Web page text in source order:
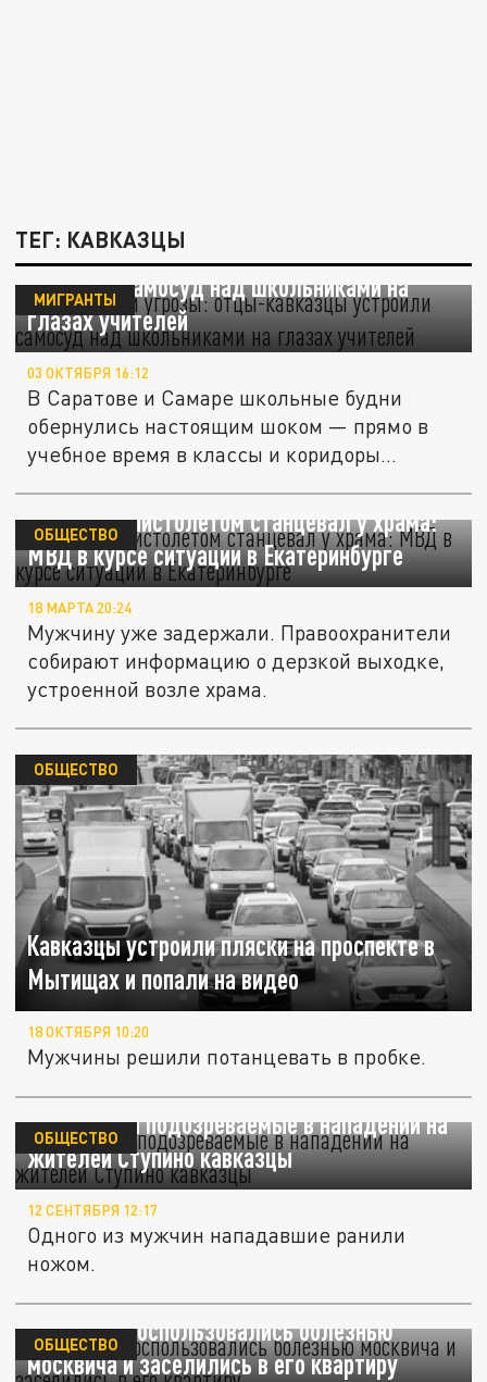
ТЕГ: КАВКАЗЦЫ
Пощёчины и угрозы: отцы-кавказцы
устроили самосуд над школьниками на
глазах учителей
МИГРАНТЫ
03 ОКТЯБРЯ 16:12
В Саратове и Самаре школьные будни
обернулись настоящим шоком — прямо в
учебное время в классы и коридоры...
Бородач с пистолетом станцевал у храма:
МВД в курсе ситуации в Екатеринбурге
ОБЩЕСТВО
18 МАРТА 20:24
Мужчину уже задержали. Правоохранители
собирают информацию о дерзкой выходке,
устроенной возле храма.
Кавказцы устроили пляски на проспекте в
Мытищах и попали на видео
ОБЩЕСТВО
18 ОКТЯБРЯ 10:20
Мужчины решили потанцевать в пробке.
Задержаны подозреваемые в нападении на
жителей Ступино кавказцы
ОБЩЕСТВО
12 СЕНТЯБРЯ 12:17
Одного из мужчин нападавшие ранили
ножом.
Кавказцы воспользовались болезнью
москвича и заселились в его квартиру
ОБЩЕСТВО